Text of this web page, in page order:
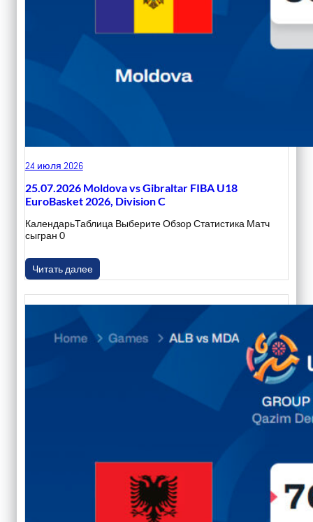
24 июля 2026
25.07.2026 Moldova vs Gibraltar FIBA U18
EuroBasket 2026, Division C
КалендарьТаблица Выберите Обзор Статистика Матч
сыгран 0
Читать далее